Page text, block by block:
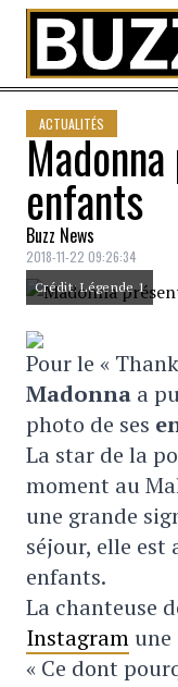
Skip to content
ACTUALITÉS
enfants
Buzz News
2018-11-22 09:26:34
Crédit: Légende 1
Pour le «
Madonna a
photo de ses
La star de la
moment au
une grande
séjour, elle est
enfants.
La chanteuse
Instagram une
« Ce dont